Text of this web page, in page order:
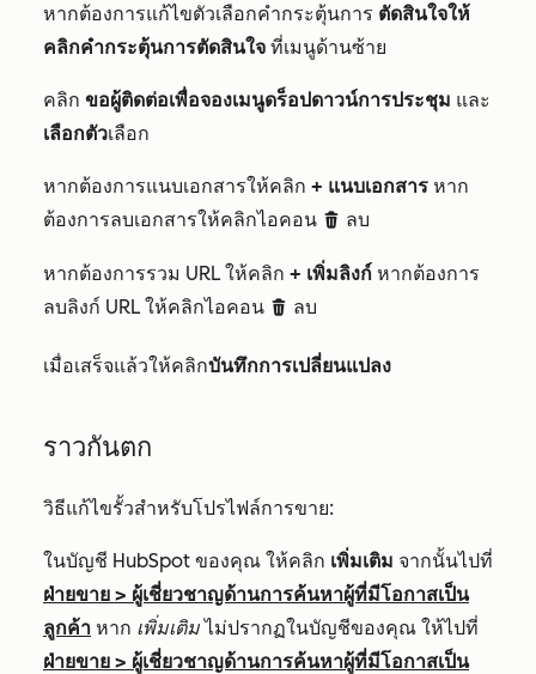
หากต้องการแก้ไขตัวเลือกคำกระตุ้นการ ตัดสินใจให้
คลิกคำกระตุ้นการตัดสินใจ ที่เมนูด้านซ้าย
คลิก ขอผู้ติดต่อเพื่อจองเมนูดร็อปดาวน์การประชุม และ
เลือกตัวเลือก
หากต้องการแนบเอกสารให้คลิก + แนบเอกสาร หาก
ต้องการลบเอกสารให้คลิกไอคอน deleteIcon ลบ
หากต้องการรวม URL ให้คลิก + เพิ่มลิงก์ หากต้องการ
ลบลิงก์ URL ให้คลิกไอคอน deleteIcon ลบ
เมื่อเสร็จแล้วให้คลิกบันทึกการเปลี่ยนแปลง
ราวกันตก
วิธีแก้ไขรั้วสำหรับโปรไฟล์การขาย:
ในบัญชี HubSpot ของคุณ ให้คลิก เพิ่มเติม จากนั้นไปที่
ฝ่ายขาย > ผู้เชี่ยวชาญด้านการค้นหาผู้ที่มีโอกาสเป็น
ลูกค้า หาก เพิ่มเติมไม่ปรากฏในบัญชีของคุณ ให้ไปที่
ฝ่ายขาย > ผู้เชี่ยวชาญด้านการค้นหาผู้ที่มีโอกาสเป็น